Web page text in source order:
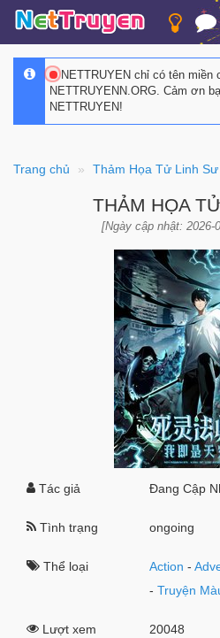
NETTRUYEN chỉ có tên miền
NETTRUYENN.ORG. Cảm ơn
NETTRUYEN!
Trang chủ Thảm Họa Tử Linh Sư
THẢM HỌA
[Ngày cập nhật: 2026-
Tác giả Đang Cập
Tình trạng ongoing
Thể loại Action -
-Truyện
Lượt xem 20048